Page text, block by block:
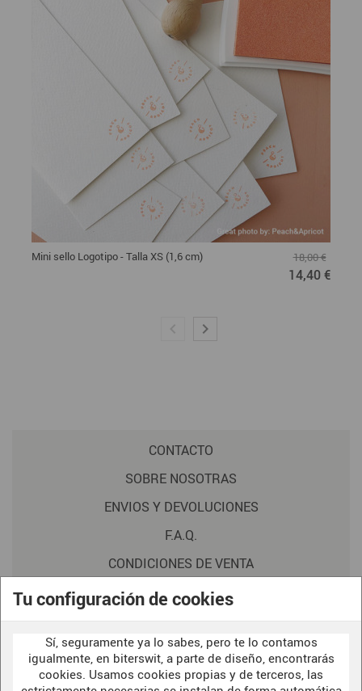
Tu configuración de cookies
Sí, seguramente ya lo sabes, pero te lo contamos
igualmente, en biterswit, a parte de diseño, encontrarás
cookies. Usamos cookies propias y de terceros, las
Mini sello Logotipo - Talla XS (1,6 cm) 18,00 €
14,40 €
CONTACTO
SOBRE NOSOTRAS
ENVIOS Y DEVOLUCIONES
F.A.Q.
CONDICIONES DE VENTA
POLITICA DE PRIVACIDAD
AVISO LEGAL
POLÍTICA DE COOKIES